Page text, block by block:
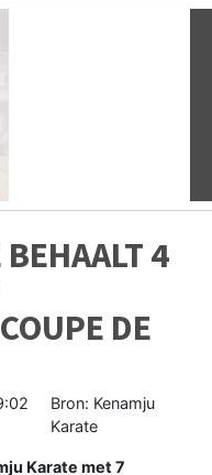
4
DE
Bron: Kenamju
Karate
Karate met 7